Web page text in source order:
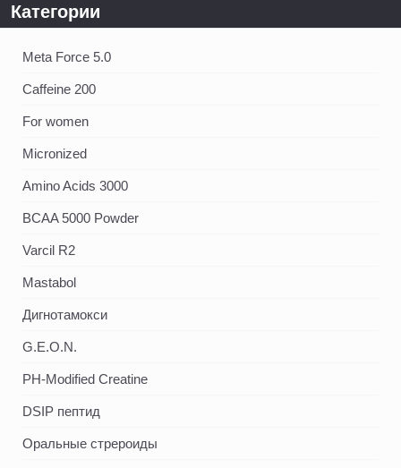
Категории
Meta Force 5.0
Caffeine 200
For women
Micronized
Amino Acids 3000
BCAA 5000 Powder
Varcil R2
Mastabol
Дигнотамокси
G.E.O.N.
PH-Modified Creatine
DSIP пептид
Оральные стрероиды